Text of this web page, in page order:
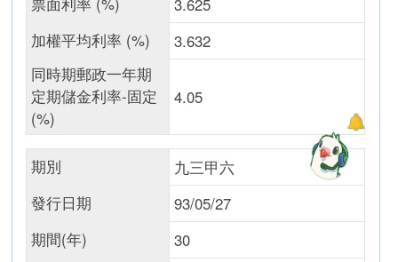
3.625
加權平均利率 (%)
3.632
同時期郵政一年期
定期儲金利率-固定
(%)
4.05
期別
九三甲六
發行日期
93/05/27
期間(年)
30